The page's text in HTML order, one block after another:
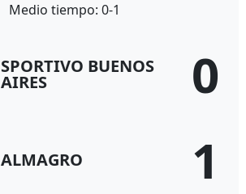
Medio tiempo: 0-1
SPORTIVO BUENOS
AIRES 0
ALMAGRO 1